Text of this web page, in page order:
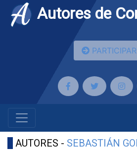
Autores de
PARTICIPAR
AUTORES - SEBASTIÁN